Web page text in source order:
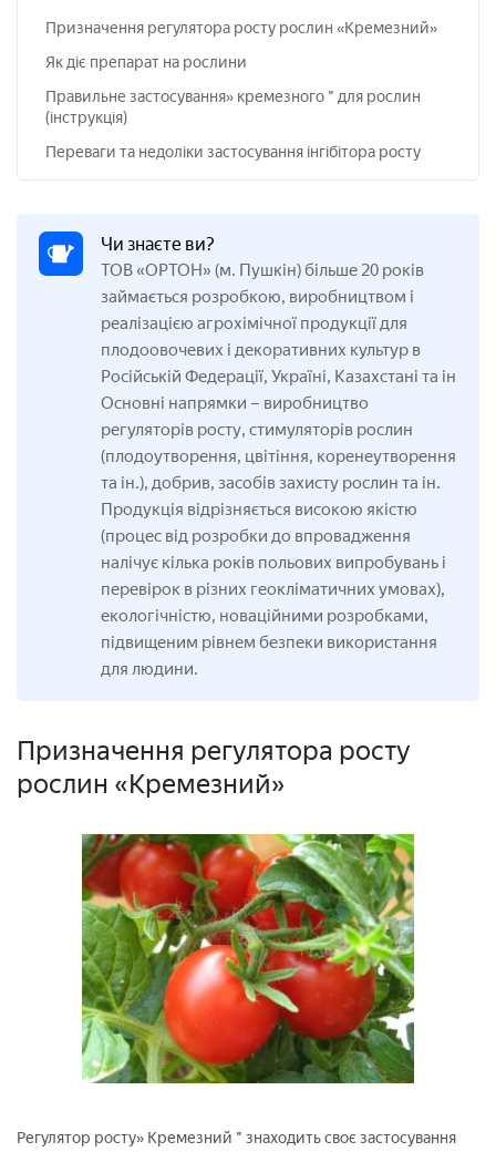
Призначення регулятора росту рослин «Кремезний»
Як діє препарат на рослини
Правильне застосування» кремезного " для рослин
(інструкція)
Переваги та недоліки застосування інгібітора росту
Чи знаєте ви?
ТОВ «ОРТОН» (м. Пушкін) більше 20 років
займається розробкою, виробництвом і
реалізацією агрохімічної продукції для
плодоовочевих і декоративних культур в
Російській Федерації, Україні, Казахстані та ін
Основні напрямки – виробництво
регуляторів росту, стимуляторів рослин
(плодоутворення, цвітіння, коренеутворення
та ін.), добрив, засобів захисту рослин та ін.
Продукція відрізняється високою якістю
(процес від розробки до впровадження
налічує кілька років польових випробувань і
перевірок в різних геокліматичних умовах),
екологічністю, новаційними розробками,
підвищеним рівнем безпеки використання
для людини.
Призначення регулятора росту
рослин «Кремезний»
Регулятор росту» Кремезний " знаходить своє застосування